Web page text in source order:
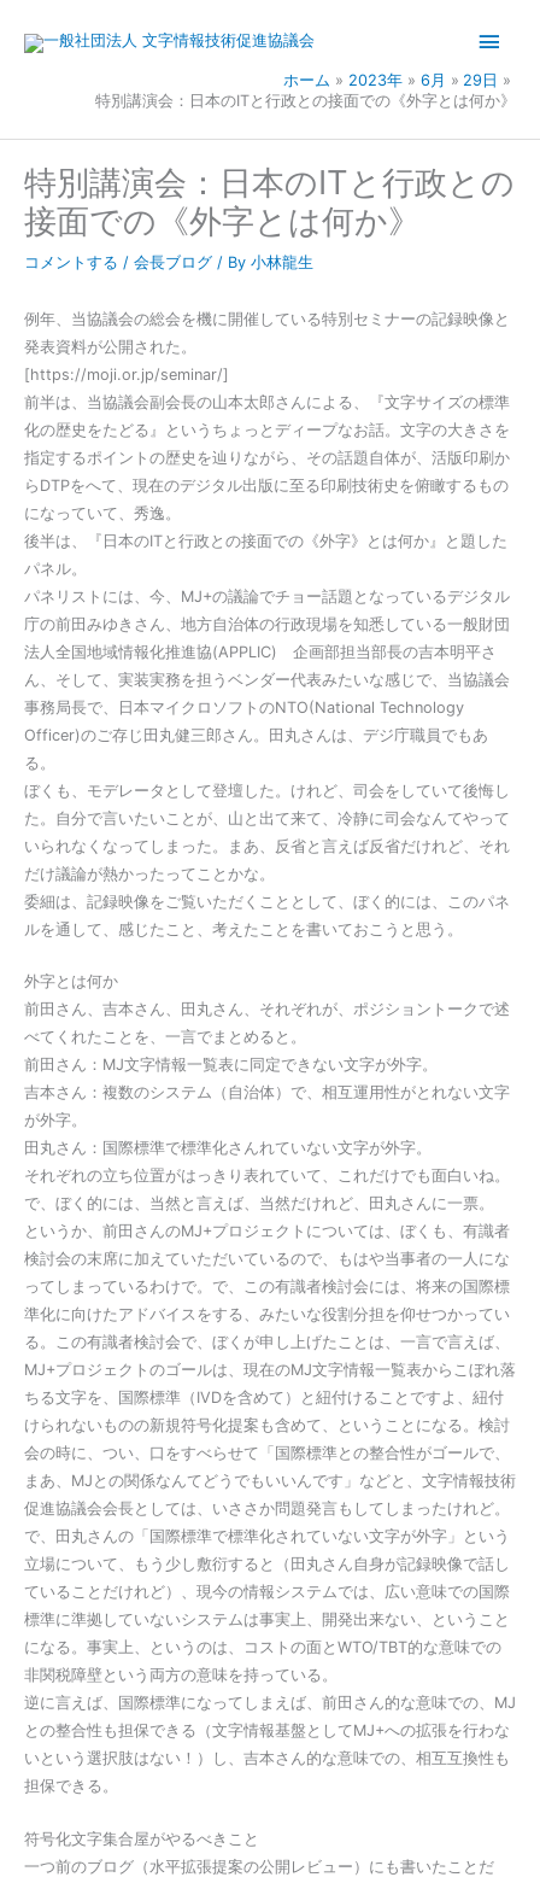
メ
イ
ン
メ
ー
ホーム 2023年 6月
29日
特別講演会：日本のITと行政との接面での《外字とは何か》
特別講演会：日本のITと行政との
接面での《外字とは何か》
コメントする / 会長ブログ / By 小林龍生
例年、当協議会の総会を機に開催している特別セミナーの記録映像と
発表資料が公開された。
[https://moji.or.jp/seminar/]
前半は、当協議会副会長の山本太郎さんによる、『文字サイズの標準
化の歴史をたどる』というちょっとディープなお話。文字の大きさを
指定するポイントの歴史を辿りながら、その話題自体が、活版印刷か
らDTPをへて、現在のデジタル出版に至る印刷技術史を俯瞰するもの
になっていて、秀逸。
後半は、『日本のITと行政との接面での《外字》とは何か』と題した
パネル。
パネリストには、今、MJ+の議論でチョー話題となっているデジタル
庁の前田みゆきさん、地方自治体の行政現場を知悉している一般財団
法人全国地域情報化推進協(APPLIC) 企画部担当部長の吉本明平さ
ん、そして、実装実務を担うベンダー代表みたいな感じで、当協議会
事務局長で、日本マイクロソフトのNTO(National Technology
Officer)のご存じ田丸健三郎さん。田丸さんは、デジ庁職員でもあ
る。
ぼくも、モデレータとして登壇した。けれど、司会をしていて後悔し
た。自分で言いたいことが、山と出て来て、冷静に司会なんてやって
いられなくなってしまった。まあ、反省と言えば反省だけれど、それ
だけ議論が熱かったってことかな。
委細は、記録映像をご覧いただくこととして、ぼく的には、このパネ
ルを通して、感じたこと、考えたことを書いておこうと思う。
外字とは何か
前田さん、吉本さん、田丸さん、それぞれが、ポジショントークで述
べてくれたことを、一言でまとめると。
前田さん：MJ文字情報一覧表に同定できない文字が外字。
吉本さん：複数のシステム（自治体）で、相互運用性がとれない文字
が外字。
田丸さん：国際標準で標準化さんれていない文字が外字。
それぞれの立ち位置がはっきり表れていて、これだけでも面白いね。
で、ぼく的には、当然と言えば、当然だけれど、田丸さんに一票。
というか、前田さんのMJ+プロジェクトについては、ぼくも、有識者
検討会の末席に加えていただいているので、もはや当事者の一人にな
ってしまっているわけで。で、この有識者検討会には、将来の国際標
準化に向けたアドバイスをする、みたいな役割分担を仰せつかってい
る。この有識者検討会で、ぼくが申し上げたことは、一言で言えば、
MJ+プロジェクトのゴールは、現在のMJ文字情報一覧表からこぼれ落
ちる文字を、国際標準（IVDを含めて）と紐付けることですよ、紐付
けられないものの新規符号化提案も含めて、ということになる。検討
会の時に、つい、口をすべらせて「国際標準との整合性がゴールで、
まあ、MJとの関係なんてどうでもいいんです」などと、文字情報技術
促進協議会会長としては、いささか問題発言もしてしまったけれど。
で、田丸さんの「国際標準で標準化されていない文字が外字」という
立場について、もう少し敷衍すると（田丸さん自身が記録映像で話し
ていることだけれど）、現今の情報システムでは、広い意味での国際
標準に準拠していないシステムは事実上、開発出来ない、ということ
になる。事実上、というのは、コストの面とWTO/TBT的な意味での
非関税障壁という両方の意味を持っている。
逆に言えば、国際標準になってしまえば、前田さん的な意味での、MJ
との整合性も担保できる（文字情報基盤としてMJ+への拡張を行わな
いという選択肢はない！）し、吉本さん的な意味での、相互互換性も
担保できる。
符号化文字集合屋がやるべきこと
一つ前のブログ（水平拡張提案の公開レビュー）にも書いたことだ